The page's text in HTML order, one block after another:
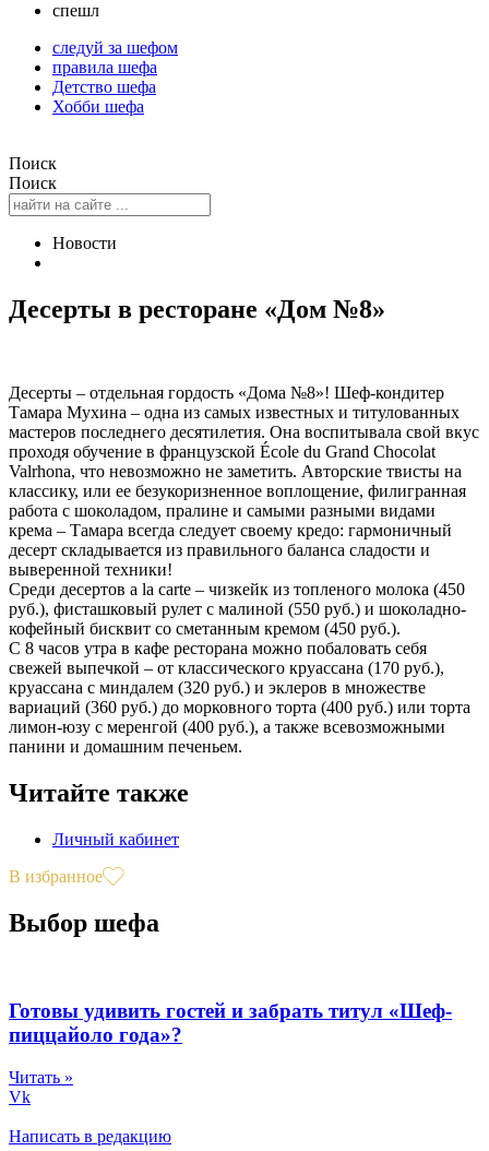
спешл
следуй за шефом
правила шефа
Детство шефа
Хобби шефа
Поиск
Поиск
Новости
Десерты в ресторане «Дом №8»
Десерты – отдельная гордость «Дома №8»! Шеф-кондитер
Тамара Мухина – одна из самых известных и титулованных
мастеров последнего десятилетия. Она воспитывала свой вкус
проходя обучение в французской École du Grand Chocolat
Valrhona, что невозможно не заметить. Авторские твисты на
классику, или ее безукоризненное воплощение, филигранная
работа с шоколадом, пралине и самыми разными видами
крема – Тамара всегда следует своему кредо: гармоничный
десерт складывается из правильного баланса сладости и
выверенной техники!
Среди десертов a la carte – чизкейк из топленого молока (450
руб.), фисташковый рулет с малиной (550 руб.) и шоколадно-
кофейный бисквит со сметанным кремом (450 руб.).
С 8 часов утра в кафе ресторана можно побаловать себя
свежей выпечкой – от классического круассана (170 руб.),
круассана с миндалем (320 руб.) и эклеров в множестве
вариаций (360 руб.) до морковного торта (400 руб.) или торта
лимон-юзу с меренгой (400 руб.), а также всевозможными
панини и домашним печеньем.
Читайте также
Личный кабинет
В избранное
Выбор шефа
Готовы удивить гостей и забрать титул «Шеф-
пиццайоло года»?
Читать »
Vk
Написать в редакцию